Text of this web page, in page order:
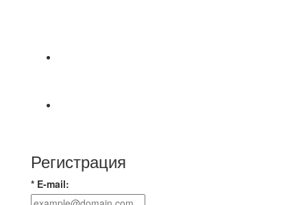
Регистрация
* E-mail: